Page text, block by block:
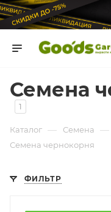
Семена
1
Каталог — Семена —
Семена чернокорня
ФИЛЬТР